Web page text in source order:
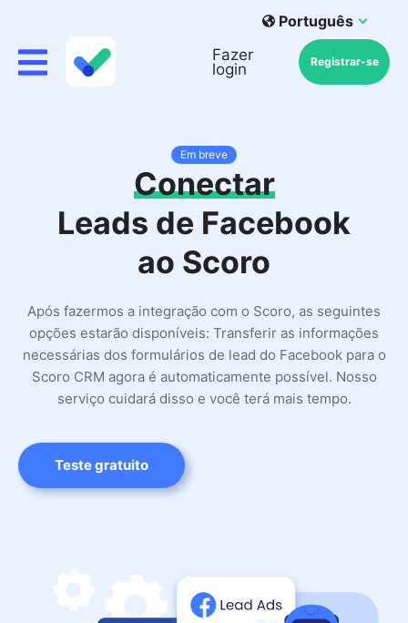
Português
Fazer
login
Registrar-se
Em breve
Conectar
Leads de Facebook
ao Scoro
Após fazermos a integração com o Scoro, as seguintes
opções estarão disponíveis: Transferir as informações
necessárias dos formulários de lead do Facebook para o
Scoro CRM agora é automaticamente possível. Nosso
serviço cuidará disso e você terá mais tempo.
Teste gratuito